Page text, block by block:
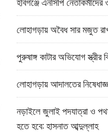
লোহাগড়ায় অবৈধ সার মজুত
পুরুষাঙ্গ কাটার অভিযোগ স্ত্রীর
লোহাগড়ায় আদালতের
নড়াইলে জুলাই পদযাত্রা ও
হতে হবে: হাসনাত আব্দুল্লাহ